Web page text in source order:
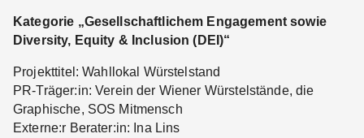
Kategorie „Gesellschaftlichem Engagement sowie
Diversity, Equity & Inclusion (DEI)“
Projekttitel: Wahllokal Würstelstand
PR-Träger:in: Verein der Wiener Würstelstände, die
Graphische, SOS Mitmensch
Externe:r Berater:in: Ina Lins